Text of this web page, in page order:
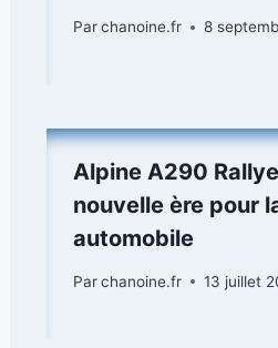
Parchanoine.fr 8
Alpine A290
nouvelle ère pour
automobile
Parchanoine.fr 13 juillet